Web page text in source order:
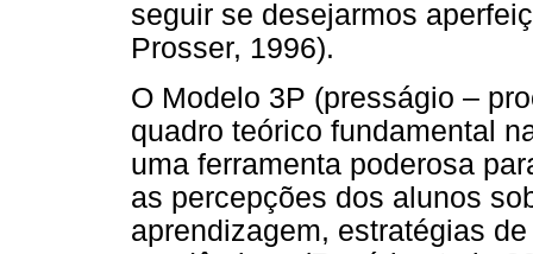
seguir se desejarmos
Prosser, 1996).
O Modelo 3P (presságio –
quadro teórico fundamental
uma ferramenta poderosa
as percepções dos alunos
aprendizagem, estratégias